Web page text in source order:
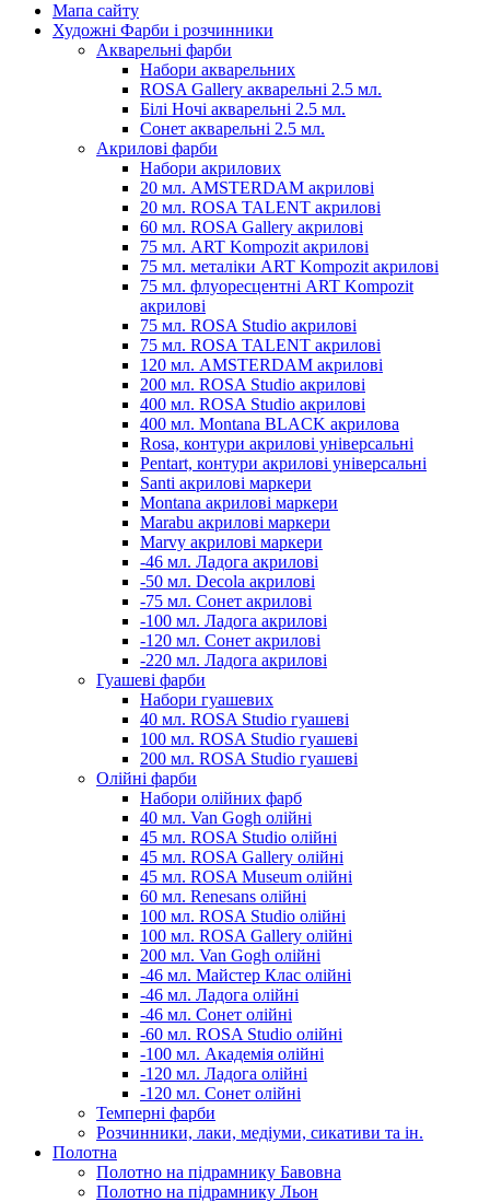
Мапа сайту
Художні Фарби і розчинники
Акварельні фарби
Набори акварельних
ROSA Gallery акварельні 2.5 мл.
Білі Ночі акварельні 2.5 мл.
Сонет акварельні 2.5 мл.
Акрилові фарби
Набори акрилових
20 мл. AMSTERDAM акрилові
20 мл. ROSA TALENT акрилові
60 мл. ROSA Gallery акрилові
75 мл. ART Kompozit акрилові
75 мл. металіки ART Kompozit акрилові
75 мл. флуоресцентні ART Kompozit
акрилові
75 мл. ROSA Studio акрилові
75 мл. ROSA TALENT акрилові
120 мл. AMSTERDAM акрилові
200 мл. ROSA Studio акрилові
400 мл. ROSA Studio акрилові
400 мл. Montana BLACK акрилова
Rosa, контури акрилові універсальні
Pentart, контури акрилові універсальні
Santi акрилові маркери
Montana акрилові маркери
Marabu акрилові маркери
Marvy акрилові маркери
-46 мл. Ладога акрилові
-50 мл. Decola акрилові
-75 мл. Сонет акрилові
-100 мл. Ладога акрилові
-120 мл. Сонет акрилові
-220 мл. Ладога акрилові
Гуашеві фарби
Набори гуашевих
40 мл. ROSA Studio гуашеві
100 мл. ROSA Studio гуашеві
200 мл. ROSA Studio гуашеві
Олійні фарби
Набори олійних фарб
40 мл. Van Gogh олійні
45 мл. ROSA Studio олійні
45 мл. ROSA Gallery олійні
45 мл. ROSA Museum олійні
60 мл. Renesans олійні
100 мл. ROSA Studio олійні
100 мл. ROSA Gallery олійні
200 мл. Van Gogh олійні
-46 мл. Майстер Клас олійні
-46 мл. Ладога олійні
-46 мл. Сонет олійні
-60 мл. ROSA Studio олійні
-100 мл. Академія олійні
-120 мл. Ладога олійні
-120 мл. Сонет олійні
Темперні фарби
Розчинники, лаки, медіуми, сикативи та ін.
Полотна
Полотно на підрамнику Бавовна
Полотно на підрамнику Льон